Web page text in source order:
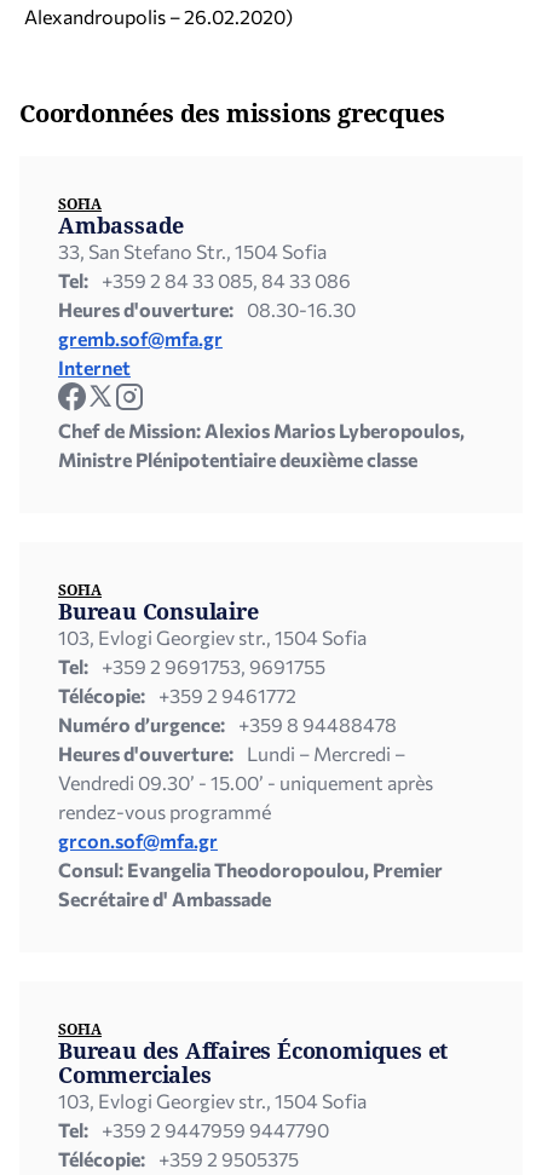
Alexandroupolis – 26.02.2020)
Coordonnées des missions grecques
SOFIA
Ambassade
33, San Stefano Str., 1504 Sofia
Tel:
+359 2 84 33 085, 84 33 086
Heures d'ouverture:
08.30-16.30
gremb.sof@mfa.gr
Internet
Chef de Mission: Alexios Marios Lyberopoulos,
Ministre Plénipotentiaire deuxième classe
SOFIA
Bureau Consulaire
103, Evlogi Georgiev str., 1504 Sofia
Tel:
+359 2 9691753, 9691755
Télécopie:
+359 2 9461772
Numéro d’urgence:
+359 8 94488478
Heures d'ouverture:
Lundi – Mercredi –
Vendredi 09.30’ - 15.00’ - uniquement après
rendez-vous programmé
grcon.sof@mfa.gr
Consul: Evangelia Theodoropoulou, Premier
Secrétaire d' Ambassade
SOFIA
Bureau des Affaires Économiques et
Commerciales
103, Evlogi Georgiev str., 1504 Sofia
Tel:
+359 2 9447959 9447790
Télécopie:
+359 2 9505375